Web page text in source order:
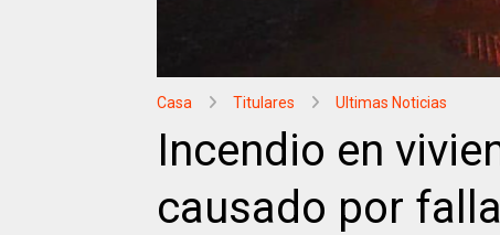
Casa Titulares Ultimas Noticias
Incendio en
causado por